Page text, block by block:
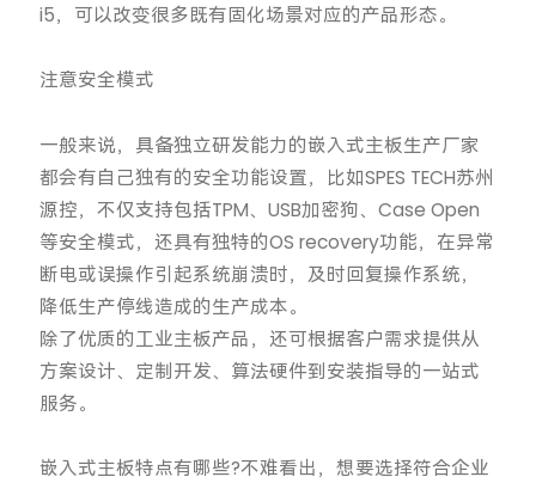
i5，可以改变很多既有固化场景对应的产品形态。
注意安全模式
一般来说，具备独立研发能力的嵌入式主板生产厂家
都会有自己独有的安全功能设置，比如SPES TECH苏州
源控，不仅支持包括TPM、USB加密狗、Case Open
等安全模式，还具有独特的OS recovery功能，在异常
断电或误操作引起系统崩溃时，及时回复操作系统，
降低生产停线造成的生产成本。
除了优质的工业主板产品，还可根据客户需求提供从
方案设计、定制开发、算法硬件到安装指导的一站式
服务。
嵌入式主板特点有哪些?不难看出，想要选择符合企业